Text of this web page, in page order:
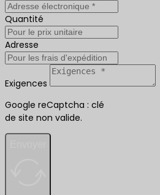
Quantité
Adresse
Exigences
Google reCaptcha : clé
de site non valide.